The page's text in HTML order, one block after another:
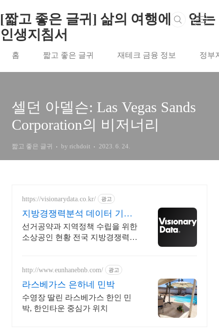
[짧고 좋은 글귀] 삶의 여행에서 얻는
인생지침서
홈 짧고 좋은 글귀 재테크 금융 정보 정부
셀던 아델슨: Las Vegas Sands
Corporation의 비저너리
짧고 좋은 글귀 by richdoit 2023. 6. 24.
https://visionarydata.co.kr/ 광고
지방경쟁력분석 데이터 기반
지역정책 수립
선거공약과 지역정책 수립을 위한
소상공인 현황 전국 지방경쟁력
http://www.eunhanebnb.com/ 광고
라스베가스 은하네 민박
수영장 딸린 라스베가스 한인 민
박, 한인타운 중심가 위치